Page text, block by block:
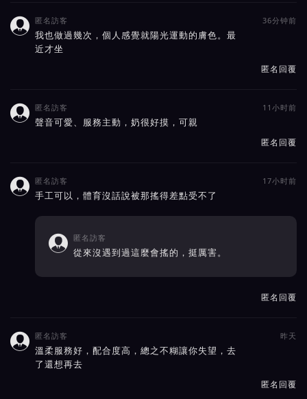
 匿名訪客 36分钟前
我也做過幾次，個人感覺就陽光運動的膚色。最
近才坐
匿名回覆
 匿名訪客 11小时前
聲音可愛、服務主動，奶很好摸，可親
匿名回覆
 匿名訪客 17小时前
手工可以，體育沒話說被那搖得差點受不了
 匿名訪客
從來沒遇到過這麼會搖的，挺厲害。
匿名回覆
 匿名訪客 昨天
溫柔服務好，配合度高，總之不糊讓你失望，去
了還想再去
匿名回覆